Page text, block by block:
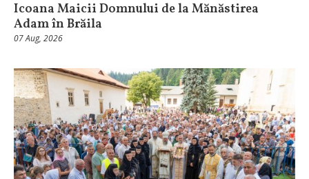
Icoana Maicii Domnului de la Mănăstirea
Adam în Brăila
07 Aug, 2026